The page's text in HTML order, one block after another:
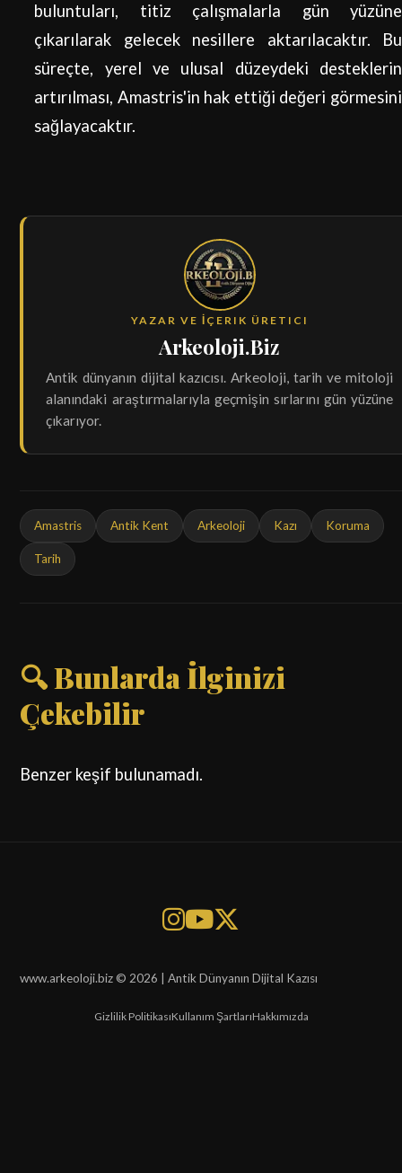
buluntuları, titiz çalışmalarla gün yüzüne
çıkarılarak gelecek nesillere aktarılacaktır. Bu
süreçte, yerel ve ulusal düzeydeki desteklerin
artırılması, Amastris'in hak ettiği değeri görmesini
sağlayacaktır.
YAZAR VE İÇERIK ÜRETICI
Arkeoloji.Biz
Antik dünyanın dijital kazıcısı. Arkeoloji, tarih ve mitoloji
alanındaki araştırmalarıyla geçmişin sırlarını gün yüzüne
çıkarıyor.
Amastris Antik Kent Arkeoloji Kazı Koruma
Tarih
🔍 Bunlarda İlginizi
Çekebilir
Benzer keşif bulunamadı.
www.arkeoloji.biz © 2026 | Antik Dünyanın Dijital Kazısı
Gizlilik PolitikasıKullanım ŞartlarıHakkımızda